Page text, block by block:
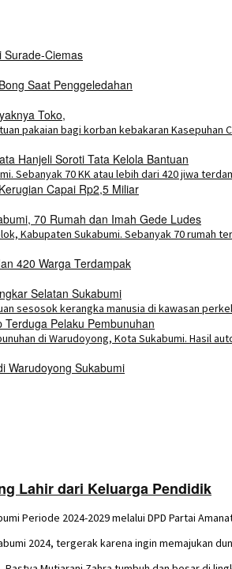
Surade-Ciemas
Saat Penggeledahan
Toko,
Hanjeli Soroti Tata Kelola Bantuan
Capai Rp2,5 Miliar
70 Rumah dan Imah Gede Ludes
420 Warga Terdampak
Selatan Sukabumi
Pelaku Pembunuhan
Warudoyong Sukabumi
Lahir dari Keluarga Pendidik
Periode 2024-2029 melalui DPD Partai
2024, tergerak karena ingin memajukan